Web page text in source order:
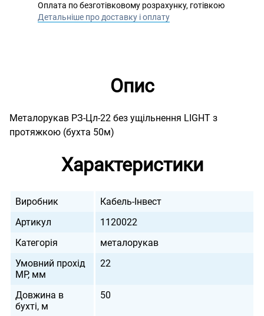
Оплата по безготівковому розрахунку, готівкою
Детальніше про доставку і оплату
Опис
Металорукав РЗ-Цл-22 без ущільнення LIGHT з
протяжкою (бухта 50м)
Характеристики
Виробник
Кабель-Інвест
Артикул
1120022
Категорія
металорукав
Умовний прохід
МР, мм
22
Довжина в
бухті, м
50